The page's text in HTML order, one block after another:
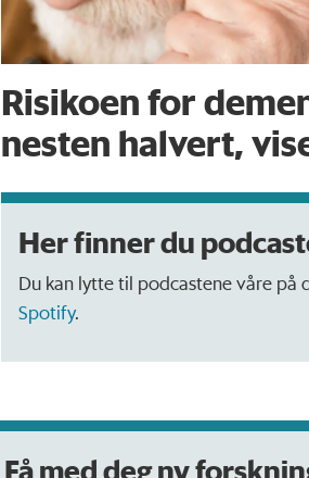
Risikoen for
nesten halvert,
Her finner du
Du kan lytte til podcastene våre på
Spotify.
Få med deg ny